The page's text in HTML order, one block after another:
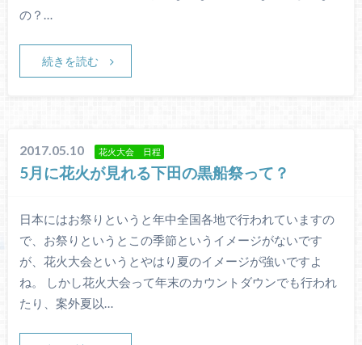
の？…
続きを読む
2017.05.10 花火大会 日程
5月に花火が見れる下田の黒船祭って？
日本にはお祭りというと年中全国各地で行われていますの
で、お祭りというとこの季節というイメージがないです
が、花火大会というとやはり夏のイメージが強いですよ
ね。 しかし花火大会って年末のカウントダウンでも行われ
たり、案外夏以…